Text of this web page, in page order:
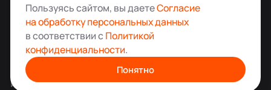
Аренда склада для хранения вещей в Москве
© ООО «Кладовкин» 2026. Все права защищены
ИНН:7100007940 ОГРН:1217100007805
Пользуясь сайтом, вы даетеСогласие
на обработку персональных данных
в соответствии с Политикой
конфиденциальности.
Понятно